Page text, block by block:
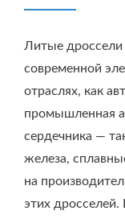
Литые
современной
отраслях, как
промышленная
сердечника —
железа,
на
этих дросселей.